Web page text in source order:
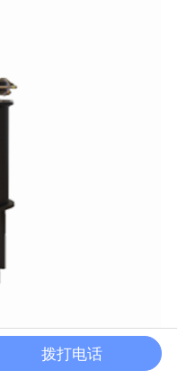
拨打电话